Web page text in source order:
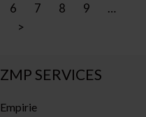
6 7 8 9
…
>
ZMP SERVICES
Empirie